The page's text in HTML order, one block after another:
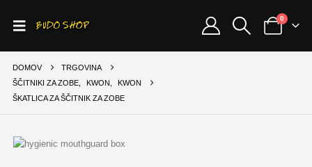
0
DOMOV
TRGOVINA
ŠČITNIKI ZA ZOBE, KWON
KWON
ŠKATLICA ZA ŠČITNIK ZA ZOBE